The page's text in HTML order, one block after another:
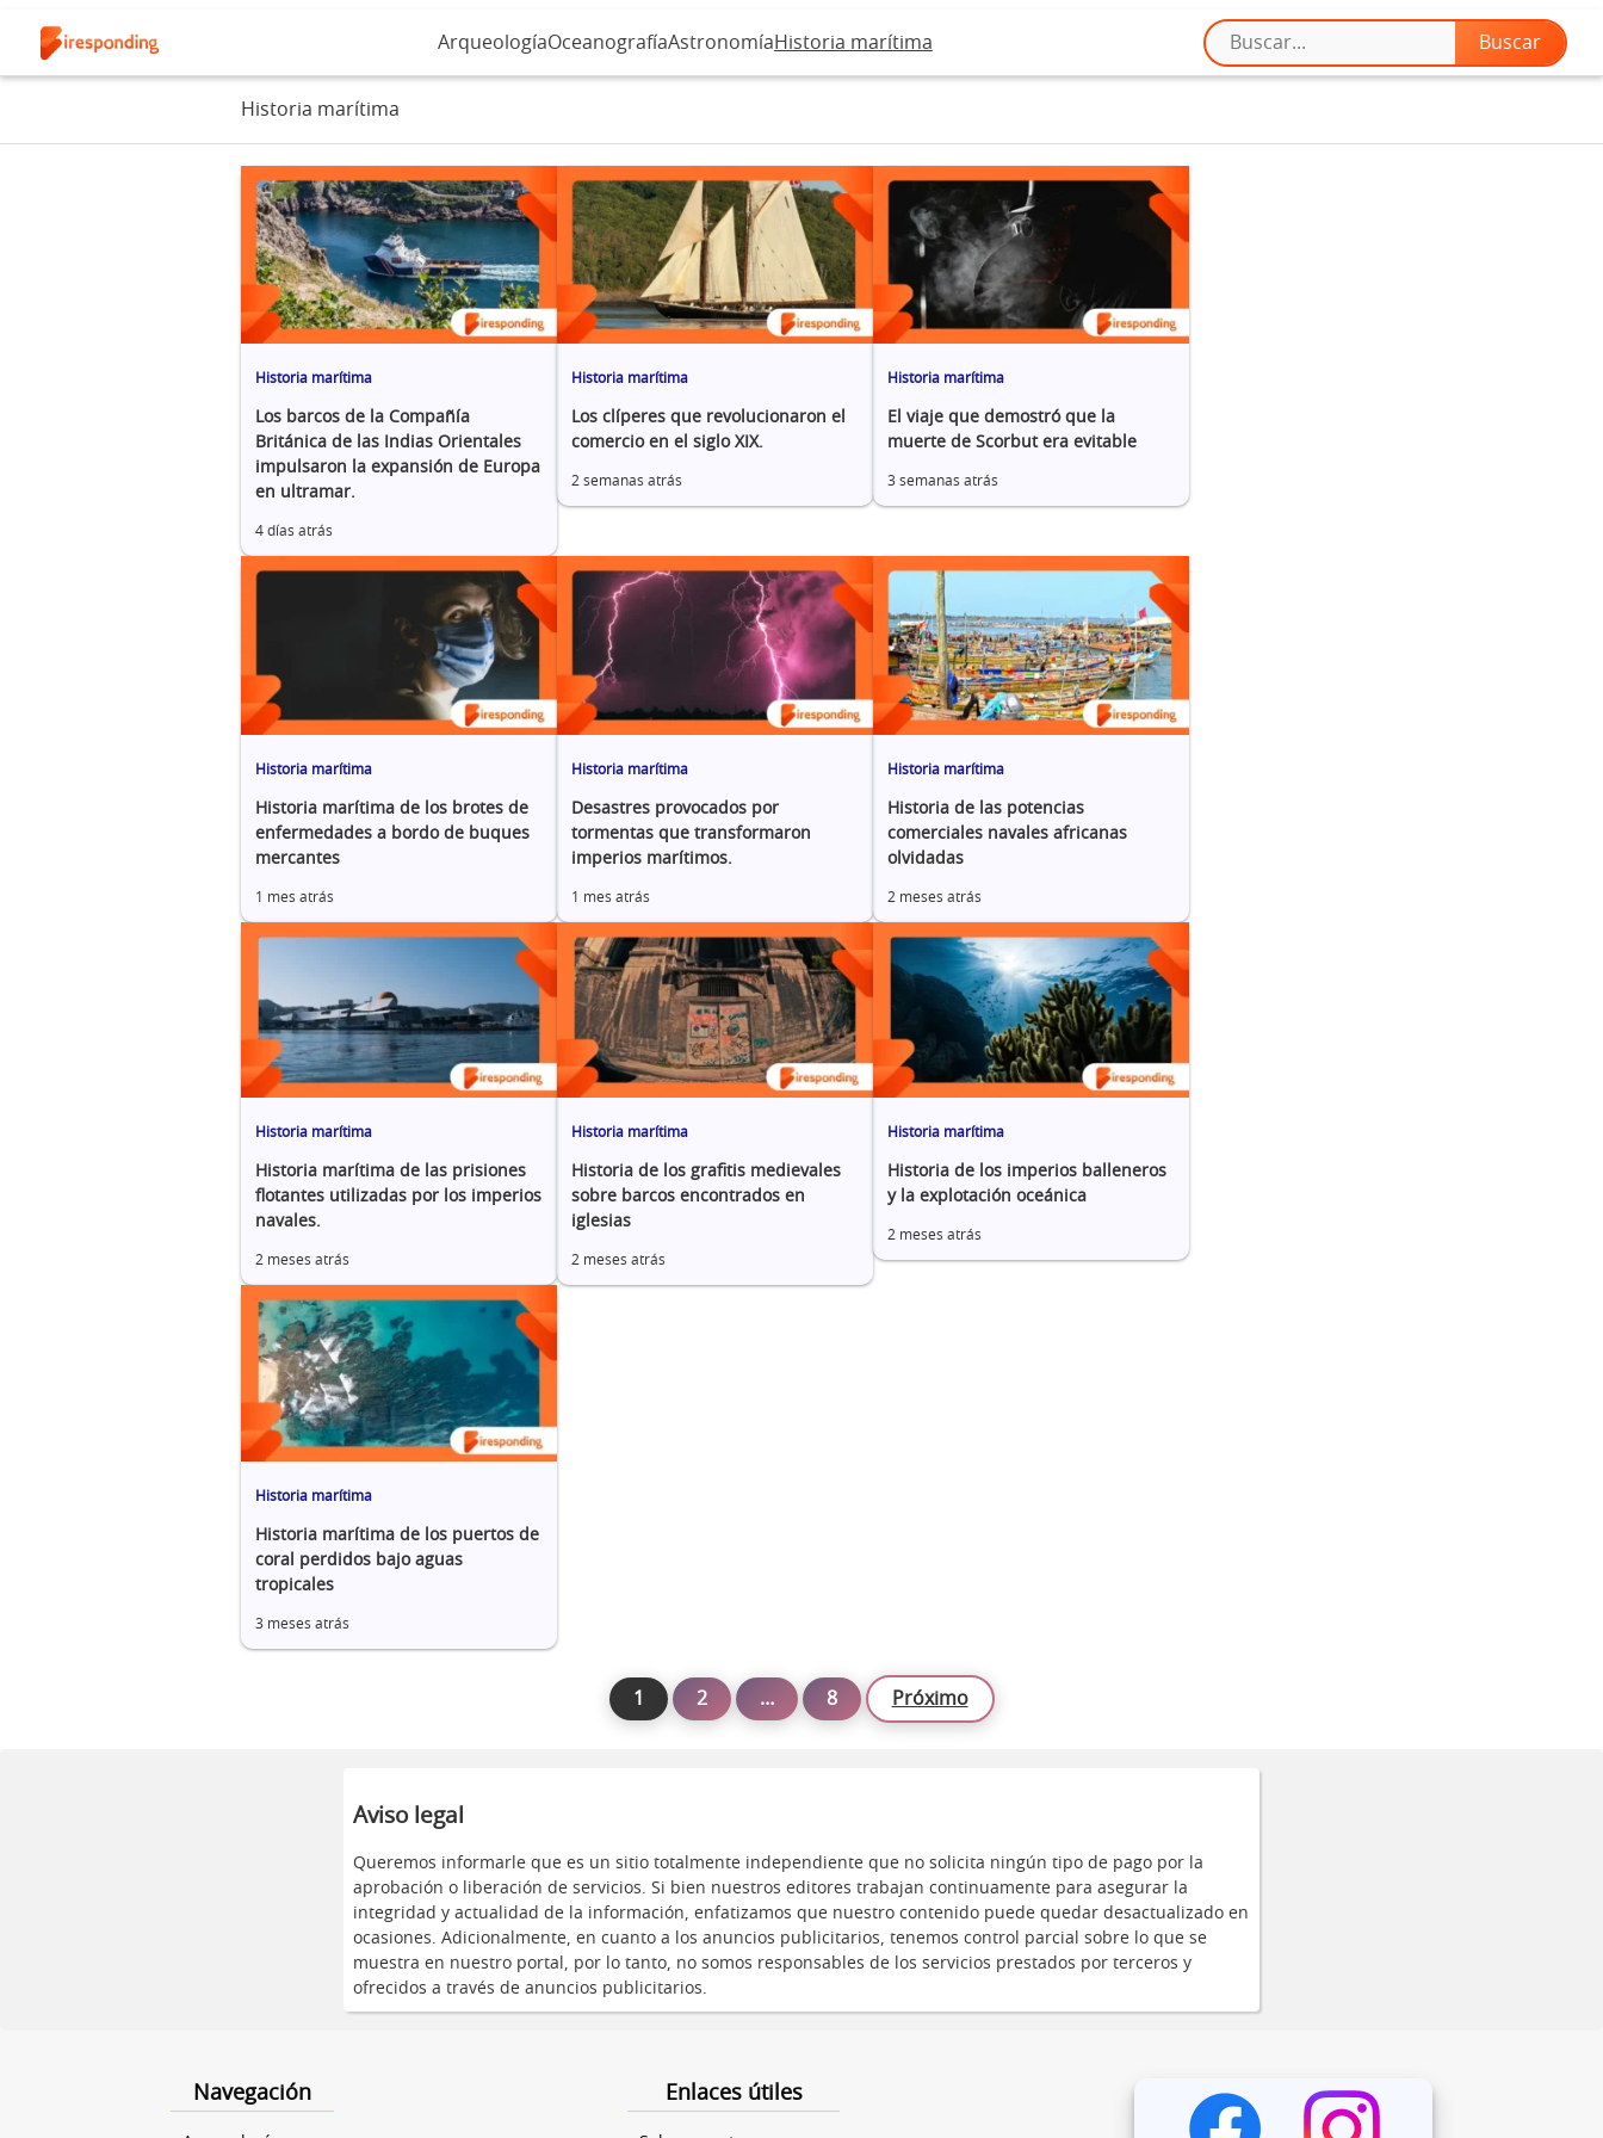
ArqueologíaOceanografíaAstronomía Historia marítima
Historia marítima
Historia marítima
Los barcos de la Compañía
Británica de las Indias Orientales
impulsaron la expansión de Europa
en ultramar.
4 días atrás
Historia marítima
Los clíperes que revolucionaron el
comercio en el siglo XIX.
2 semanas atrás
Historia marítima
El viaje que demostró que la
muerte de Scorbut era evitable
3 semanas atrás
Historia marítima
Historia marítima de los brotes de
enfermedades a bordo de buques
mercantes
1 mes atrás
Historia marítima
Desastres provocados por
tormentas que transformaron
imperios marítimos.
1 mes atrás
Historia marítima
Historia de las potencias
comerciales navales africanas
olvidadas
2 meses atrás
Historia marítima
Historia marítima de las prisiones
flotantes utilizadas por los imperios
navales.
2 meses atrás
Historia marítima
Historia de los grafitis medievales
sobre barcos encontrados en
iglesias
2 meses atrás
Historia marítima
Historia de los imperios balleneros
y la explotación oceánica
2 meses atrás
Historia marítima
Historia marítima de los puertos de
coral perdidos bajo aguas
tropicales
3 meses atrás
1 2 … 8 Próximo
Aviso legal
Queremos informarle que es un sitio totalmente independiente que no solicita ningún tipo de pago por la
aprobación o liberación de servicios. Si bien nuestros editores trabajan continuamente para asegurar la
integridad y actualidad de la información, enfatizamos que nuestro contenido puede quedar desactualizado en
ocasiones. Adicionalmente, en cuanto a los anuncios publicitarios, tenemos control parcial sobre lo que se
muestra en nuestro portal, por lo tanto, no somos responsables de los servicios prestados por terceros y
ofrecidos a través de anuncios publicitarios.
Navegación Enlaces útiles